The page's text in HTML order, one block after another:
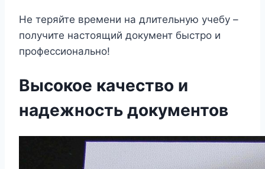
Не теряйте времени на длительную учебу –
получите настоящий документ быстро и
профессионально!
Высокое качество и
надежность документов